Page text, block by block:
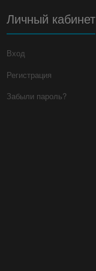
Личный кабинет
Вход
Регистрация
Забыли пароль?